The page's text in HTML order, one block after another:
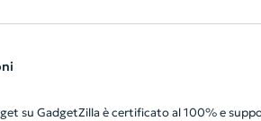
su GadgetZilla è certificato al 100% e